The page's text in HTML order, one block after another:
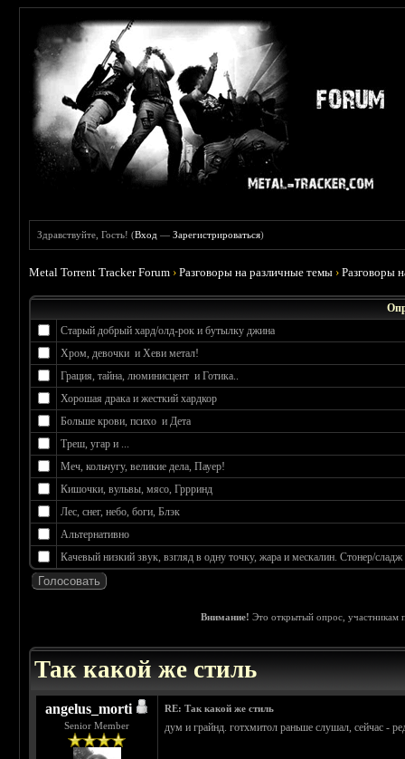
Здравствуйте, Гость! (Вход —Зарегистрироваться)
Metal Torrent Tracker Forum ›Разговоры на различные темы ›Разговоры
Старый добрый хард/олд-рок и бутылку джина
Хром, девочки и Хеви метал!
Грация, тайна, люминисцент и Готика..
Хорошая драка и жесткий хардкор
Больше крови, психо и Дета
Треш, угар и ...
Меч, кольчугу, великие дела, Пауер!
Кишочки, вульвы, мясо, Гррринд
Лес, снег, небо, боги, Блэк
Альтернативно
Качевый низкий звук, взгляд в одну точку, жара и мескалин. Стонер/
Внимание! Это открытый опрос, участникам
Так какой же стиль
angelus_morti
Senior Member
RE: Так какой же стиль
дум и грайнд. готхмитол раньше слушал, сейчас -